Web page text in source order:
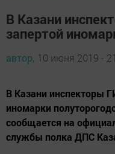
В Казани
запертой
автор, 10 июня 2019 -
В Казани инспекторы
иномарки
сообщается на
службы полка ДПС